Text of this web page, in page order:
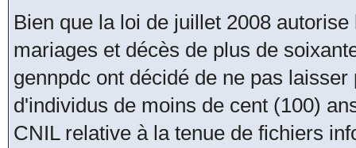
Bien que la loi de juillet 2008
mariages et décès de plus de
gennpdc ont décidé de ne pas
d'individus de moins de cent (100)
CNIL relative à la tenue de fichiers